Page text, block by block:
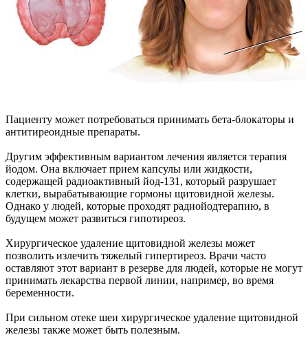
Пациенту может потребоваться принимать бета-блокаторы и
антитиреоидные препараты.
Другим эффективным вариантом лечения является терапия
йодом. Она включает прием капсулы или жидкости,
содержащей радиоактивный йод-131, который разрушает
клетки, вырабатывающие гормоны щитовидной железы.
Однако у людей, которые проходят радиойодтерапию, в
будущем может развиться гипотиреоз.
Хирургическое удаление щитовидной железы может
позволить излечить тяжелый гипертиреоз. Врачи часто
оставляют этот вариант в резерве для людей, которые не могут
принимать лекарства первой линии, например, во время
беременности.
При сильном отеке шеи хирургическое удаление щитовидной
железы также может быть полезным.